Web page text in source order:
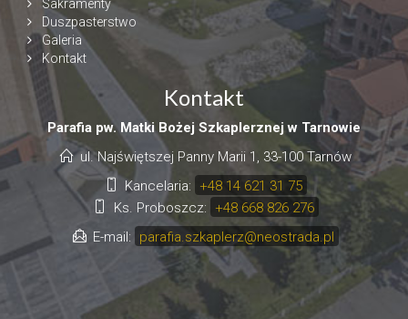
Sakramenty
Duszpasterstwo
Galeria
Kontakt
Kontakt
Parafia pw. Matki Bożej Szkaplerznej w Tarnowie
ul. Najświętszej Panny Marii 1, 33-100 Tarnów
Kancelaria:
+48 14 621 31 75
Ks. Proboszcz:
+48 668 826 276
E-mail:
parafia.szkaplerz@neostrada.pl